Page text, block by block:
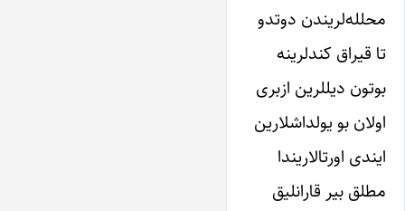
محلله‌‌لریندن‌ دوتدو‌
تا‌ قیراق‌ کندلرینه
بوتون‌ دیللرین‌ ازبری‌
اولان‌ بو‌ ‌یولداشلارین‌
ایندی‌ اورتالاریندا‌
مطلق بیر‌ قارانلیق